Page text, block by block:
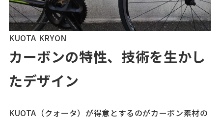
KUOTA KRYON
カーボンの特性、技術を生かし
たデザイン
KUOTA（クォータ）が得意とするのがカーボン素材の